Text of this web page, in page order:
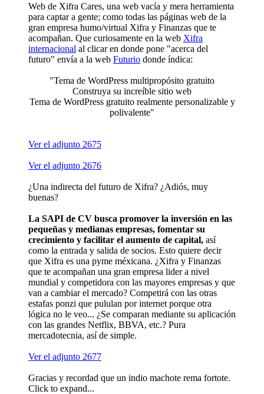
Web de Xifra Cares, una web vacía y mera herramienta
para captar a gente; como todas las páginas web de la
gran empresa humo/virtual Xifra y Finanzas que te
acompañan. Que curiosamente en la web Xifra
internacional al clicar en donde pone "acerca del
futuro" envía a la web Futurio donde índica:
"Tema de WordPress multipropósito gratuito
Construya su increíble sitio web
Tema de WordPress gratuito realmente personalizable y
polivalente"
Ver el adjunto 2675
Ver el adjunto 2676
¿Una indirecta del futuro de Xifra? ¿Adiós, muy
buenas?
La SAPI de CV busca promover la inversión en las
pequeñas y medianas empresas, fomentar su
crecimiento y facilitar el aumento de capital, así
como la entrada y salida de socios. Esto quiere decir
que Xifra es una pyme méxicana. ¿Xifra y Finanzas
que te acompañan una gran empresa lider a nivel
mundial y competidora con las mayores empresas y que
van a cambiar el mercado? Competirá con las otras
estafas ponzi que pululan por internet porque otra
lógica no le veo... ¿Se comparan mediante su aplicación
con las grandes Netflix, BBVA, etc.? Pura
mercadotecnia, así de simple.
Ver el adjunto 2677
Gracias y recordad que un indio machote rema fortote.
Click to expand...